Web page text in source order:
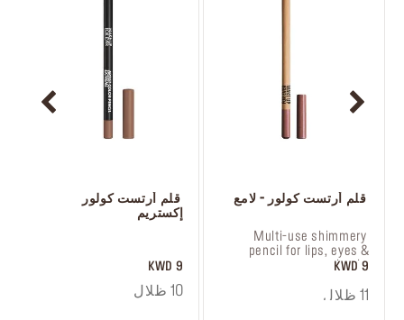
إكستريم
9 KWD
10 ظلال
قلم أرتست كولور - لامع
cheeks
9 KWD
11 ظلال